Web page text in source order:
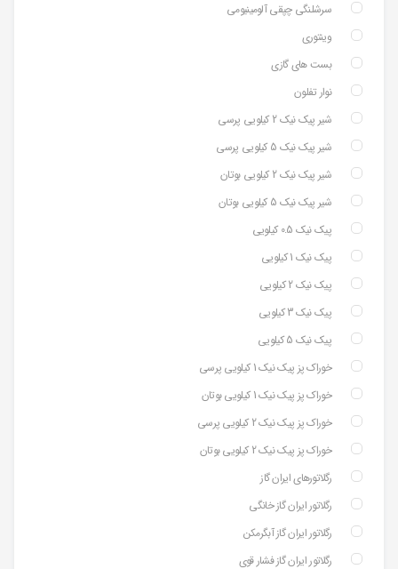
سرشلنگی چپقی آلومینیومی
وینتوری
بست های گازی
نوار تفلون
شیر پیک نیک 2 کیلویی پرسی
شیر پیک نیک 5 کیلویی پرسی
شیر پیک نیک 2 کیلویی بوتان
شیر پیک نیک 5 کیلویی بوتان
پیک نیک 0.5 کیلویی
پیک نیک 1 کیلویی
پیک نیک 2 کیلویی
پیک نیک 3 کیلویی
پیک نیک 5 کیلویی
خوراک پز پیک نیک 1 کیلویی پرسی
خوراک پز پیک نیک 1 کیلویی بوتان
خوراک پز پیک نیک 2 کیلویی پرسی
خوراک پز پیک نیک 2 کیلویی بوتان
رگلاتورهای ایران گاز
رگلاتور ایران گاز خانگی
رگلاتور ایران گاز آبگرمکن
رگلاتور ایران گاز فشار قوی